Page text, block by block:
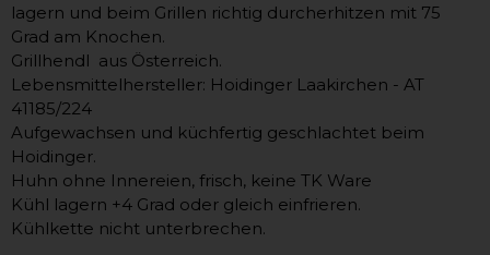
lagern und beim Grillen richtig durcherhitzen mit 75
Grad am Knochen.
Grillhendl aus Österreich.
Lebensmittelhersteller: Hoidinger Laakirchen - AT
41185/224
Aufgewachsen und küchfertig geschlachtet beim
Hoidinger.
Huhn ohne Innereien, frisch, keine TK Ware
Kühl lagern +4 Grad oder gleich einfrieren.
Kühlkette nicht unterbrechen.